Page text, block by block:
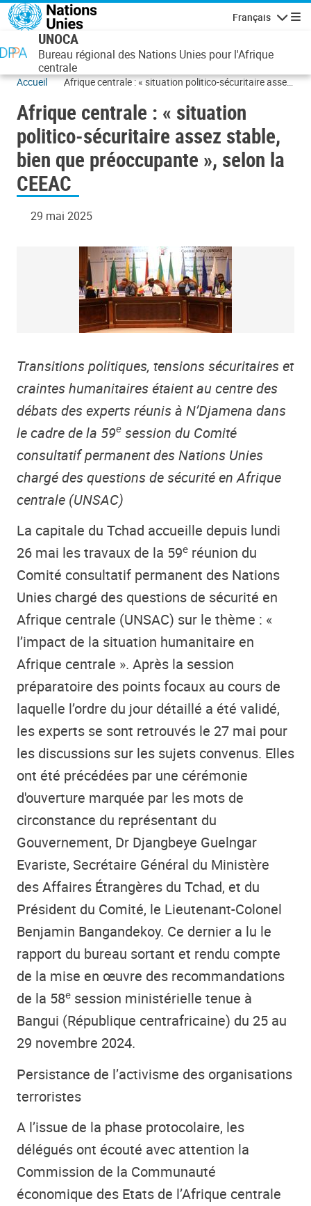
Aller au contenu principal
Français
UNOCA
Bureau régional des Nations Unies pour l'Afrique
centrale
Accueil
Afrique centrale : « situation politico-sécuritaire assez
Afrique centrale : « situation
politico-sécuritaire assez stable,
bien que préoccupante », selon la
CEEAC
29 mai 2025
Transitions politiques, tensions sécuritaires et
craintes humanitaires étaient au centre des
débats des experts réunis à N’Djamena dans
le cadre de la 59e session du Comité
consultatif permanent des Nations Unies
chargé des questions de sécurité en Afrique
centrale (UNSAC)
La capitale du Tchad accueille depuis lundi
26 mai les travaux de la 59e réunion du
Comité consultatif permanent des Nations
Unies chargé des questions de sécurité en
Afrique centrale (UNSAC) sur le thème : «
l’impact de la situation humanitaire en
Afrique centrale ». Après la session
préparatoire des points focaux au cours de
laquelle l’ordre du jour détaillé a été validé,
les experts se sont retrouvés le 27 mai pour
les discussions sur les sujets convenus. Elles
ont été précédées par une cérémonie
d'ouverture marquée par les mots de
circonstance du représentant du
Gouvernement, Dr Djangbeye Guelngar
Evariste, Secrétaire Général du Ministère
des Affaires Étrangères du Tchad, et du
Président du Comité, le Lieutenant-Colonel
Benjamin Bangandekoy. Ce dernier a lu le
rapport du bureau sortant et rendu compte
de la mise en œuvre des recommandations
de la 58e session ministérielle tenue à
Bangui (République centrafricaine) du 25 au
29 novembre 2024.
Persistance de l’activisme des organisations
terroristes
A l’issue de la phase protocolaire, les
délégués ont écouté avec attention la
Commission de la Communauté
économique des Etats de l’Afrique centrale